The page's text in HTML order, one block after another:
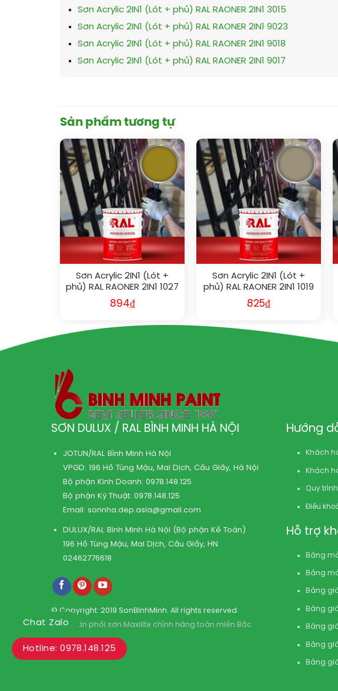
Sơn Acrylic 2IN1 (Lót + phủ) RAL RAONER 2IN1 3015
Sơn Acrylic 2IN1 (Lót + phủ) RAL RAONER 2IN1 9023
Sơn Acrylic 2IN1 (Lót + phủ) RAL RAONER 2IN1 9018
Sơn Acrylic 2IN1 (Lót + phủ) RAL RAONER 2IN1 9017
Sản phẩm tương tự
Sơn Acrylic 2IN1 (Lót +
phủ) RAL RAONER 2IN1 1027
894₫
Sơn Acrylic 2IN1 (Lót +
phủ) RAL RAONER 2IN1 1019
825₫
SƠN DULUX / RAL BÌNH MINH HÀ NỘI
JOTUN/RAL Bình Minh Hà Nội
VPGD: 196 Hồ Tùng Mậu, Mai Dịch, Cầu Giấy, Hà Nội
Bộ phận Kinh Doanh:0978.148.125
Bộ phận Kỹ Thuật:0978.148.125
Email: sonnha.dep.asia@gmail.com
DULUX/RAL Bình Minh Hà Nội (Bộ phận Kế Toán)
196 Hồ Tùng Mậu, Mai Dịch, Cầu Giấy, HN
02462776618
© Copyright: 2019 SonBinhMinh. All rights reserved.
Kho phân phối sơn Maxilite chính hãng toàn miền Bắc
Hướng
Khách
Khách
Quy
Điều
Hỗ trợ
Bảng
Bảng
Bảng
Bảng
Bảng
Bảng
Bảng
Chat Zalo
Hotline: 0978.148.125